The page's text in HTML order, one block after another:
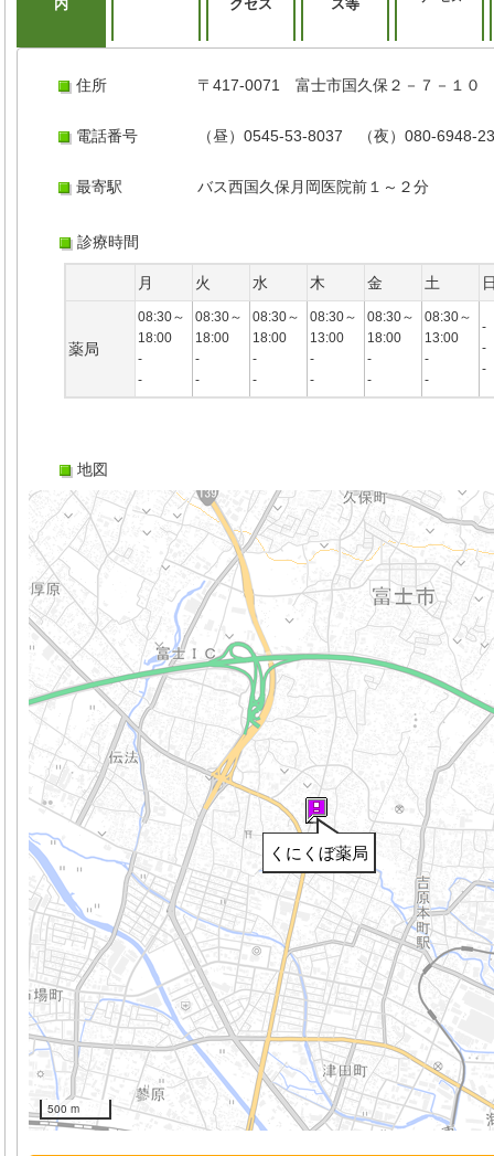
内
クセス
ス等
住所 〒417-0071 富士市国久保２－７－１０
電話番号 （昼）0545-53-8037 （夜）080-6948-
最寄駅 バス西国久保月岡医院前１～２分
診療時間
月 火 水 木 金 土
薬局
08:30～
18:00
-
-
08:30～
18:00
-
-
08:30～
18:00
-
-
08:30～
13:00
-
-
08:30～
18:00
-
-
08:30～
13:00
-
-
-
-
-
地図
くにくぼ薬局
500 m